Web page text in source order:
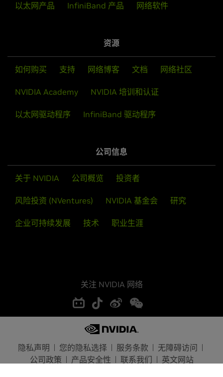
以太网产品 InfiniBand 产品 网络软件
资源
如何购买 支持 网络博客 文档 网络社区
NVIDIA Academy NVIDIA 培训和认证
以太网驱动程序 InfiniBand 驱动程序
公司信息
关于 NVIDIA 公司概览 投资者
风险投资 (NVentures) NVIDIA 基金会 研究
企业可持续发展 技术 职业生涯
关注 NVIDIA 网络
隐私声明 您的隐私选择 服务条款
无障碍访问
公司政策
产品安全性 联系我们 英文网站